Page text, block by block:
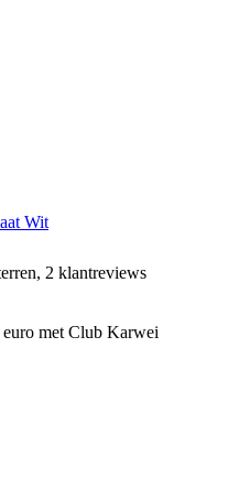
Wit
2 klantreviews
met Club Karwei